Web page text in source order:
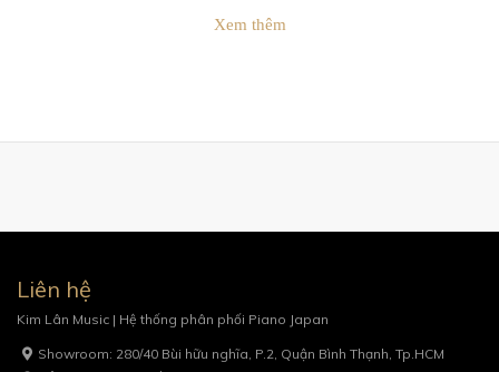
Xem thêm
Liên hệ
Kim Lân Music | Hệ thống phân phối Piano Japan
Showroom: 280/40 Bùi hữu nghĩa, P.2, Quận Bình Thạnh, Tp.HCM